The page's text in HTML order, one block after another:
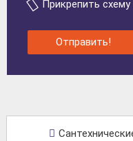
Прикрепить схему
Отправить!